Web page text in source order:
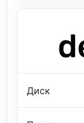
Диск